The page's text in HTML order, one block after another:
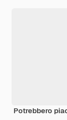
Potrebbero